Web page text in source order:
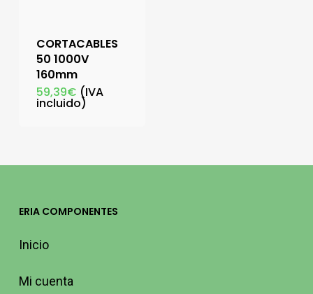
CORTACABLES
50 1000V
160mm
59,39€ (IVA
incluido)
ERIA COMPONENTES
Inicio
Mi cuenta